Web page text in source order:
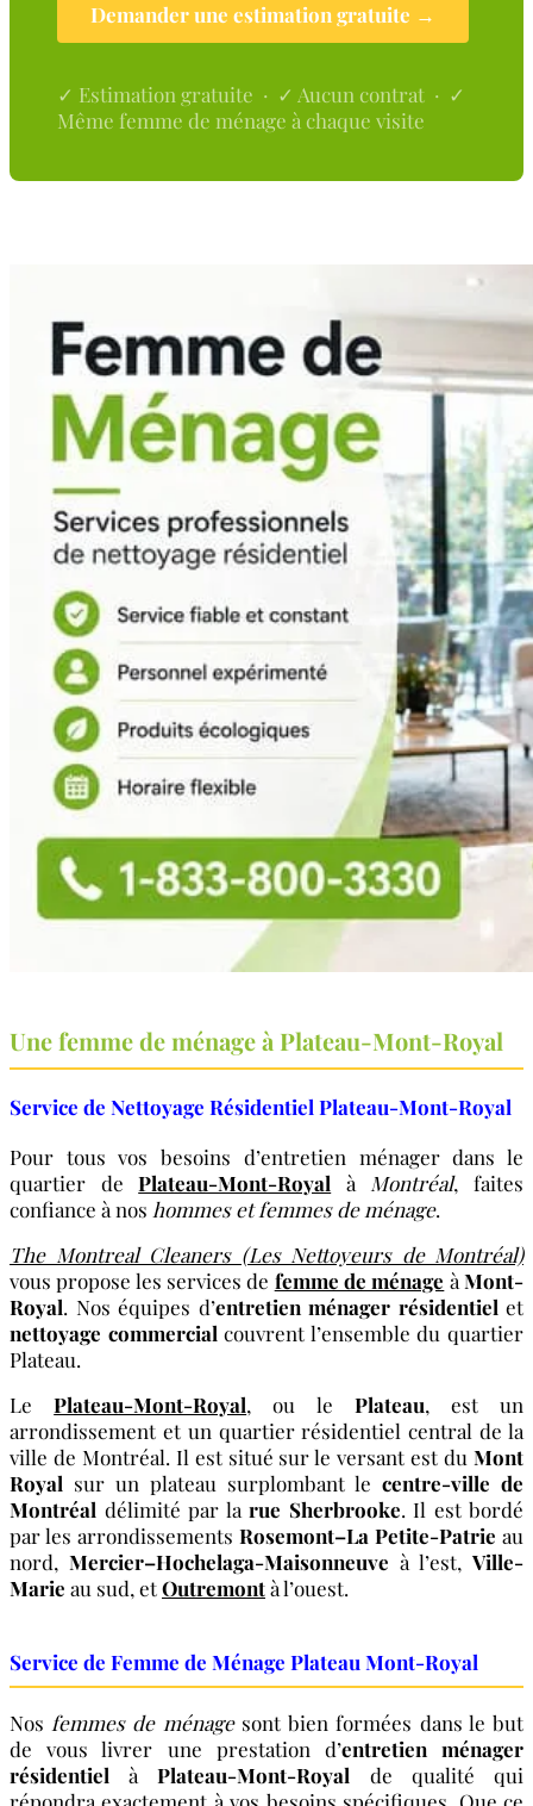
Demander une estimation gratuite →
✓ Estimation gratuite · ✓ Aucun contrat · ✓
Même femme de ménage à chaque visite
Une femme de ménage à Plateau-Mont-Royal
Service de Nettoyage Résidentiel Plateau-Mont-Royal
Pour tous vos besoins d’entretien ménager dans le
quartier dePlateau-Mont-Royal à Montréal, faites
confiance à nos hommes et femmes de ménage.
The Montreal Cleaners (Les Nettoyeurs de Montréal)
vous propose les services de femme de ménage àMont-
Royal. Nos équipes d’entretien ménager résidentiel et
nettoyage commercial couvrent l’ensemble du quartier
Plateau.
LePlateau-Mont-Royal, ou le Plateau, est un
arrondissement et un quartier résidentiel central de la
ville de Montréal. Il est situé sur le versant est du Mont
Royal sur un plateau surplombant le centre-ville de
Montréal délimité par la rue Sherbrooke. Il est bordé
par les arrondissements Rosemont–La Petite-Patrie au
nord, Mercier–Hochelaga-Maisonneuve à l’est, Ville-
Marie au sud, etOutremontà l’ouest.
Service de Femme de Ménage Plateau Mont-Royal
Nos femmes de ménagesont bien formées dans le but
de vous livrer une prestation d’entretien ménager
résidentiel àPlateau-Mont-Royal de qualité qui